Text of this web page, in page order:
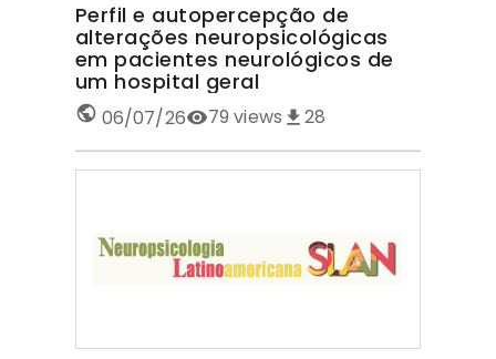
Perfil e autopercepção de
alterações neuropsicológicas
em pacientes neurológicos de
um hospital geral
06/07/26 79 views 28